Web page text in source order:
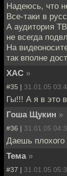
Надеюсь, что
Все-таки в
А аудитория
не всегда
На
так вполне
XAC »
#35 | 31.01.05
Гы!!! А я в это
Гоша Щукин »
#36 | 31.01.05
Даешь плохого
Тема »
#37 | 31.01.05